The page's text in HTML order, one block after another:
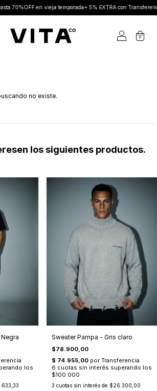
70%OFF en vieja temporada+ 5% EXTRA con Transferencia
0
no existe.
los siguientes productos.
Sweater Pampa - Gris claro
$78.900,00
3 cuotas sin interés de $26.300,00